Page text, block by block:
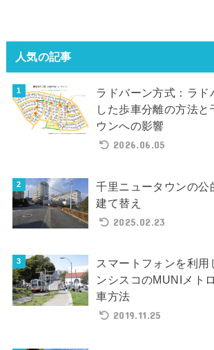
人気の記事
ラドバーン方式：ラド
した歩車分離の方法と
ウンへの影響
2026.06.05
千里ニュータウンの公
建て替え
2025.02.23
スマートフォンを利用
ンシスコのMUNIメト
車方法
2019.11.25